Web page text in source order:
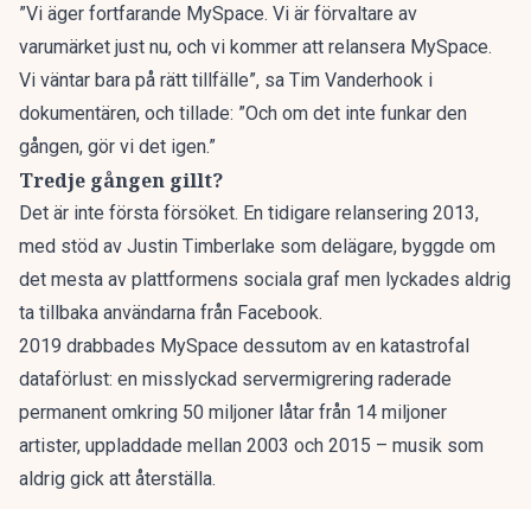
”Vi äger fortfarande MySpace. Vi är förvaltare av
varumärket just nu, och vi kommer att relansera MySpace.
Vi väntar bara på rätt tillfälle”, sa Tim Vanderhook i
dokumentären, och tillade: ”Och om det inte funkar den
gången, gör vi det igen.”
Tredje gången gillt?
Det är inte första försöket. En tidigare relansering 2013,
med stöd av Justin Timberlake som delägare, byggde om
det mesta av plattformens sociala graf men lyckades aldrig
ta tillbaka användarna från Facebook.
2019 drabbades MySpace dessutom av en katastrofal
dataförlust: en misslyckad servermigrering raderade
permanent omkring 50 miljoner låtar från 14 miljoner
artister, uppladdade mellan 2003 och 2015 – musik som
aldrig gick att återställa.